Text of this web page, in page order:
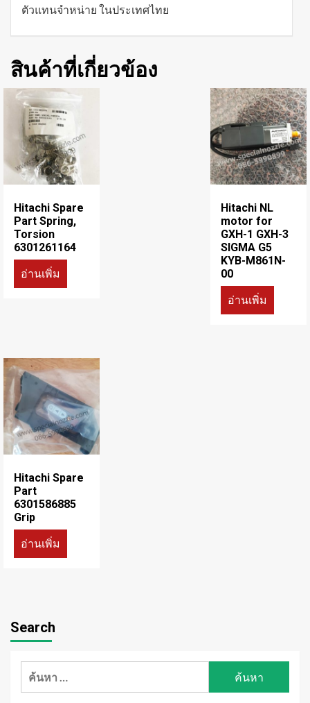
ตัวแทนจำหน่าย ในประเทศไทย
สินค้าที่เกี่ยวข้อง
Hitachi Spare
Part Spring,
Torsion
6301261164
อ่านเพิ่ม
Hitachi NL
motor for
GXH-1 GXH-3
SIGMA G5
KYB-M861N-
00
อ่านเพิ่ม
Hitachi Spare
Part
6301586885
Grip
อ่านเพิ่ม
Search
ค้นหา